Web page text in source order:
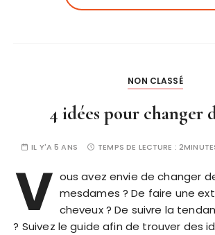
NON CLASSÉ
4 idées pour changer
IL Y'A 5 ANS TEMPS DE LECTURE :
V ous avez envie de changer
mesdames ? De faire une
cheveux ? De suivre la
? Suivez le guide afin de trouver des